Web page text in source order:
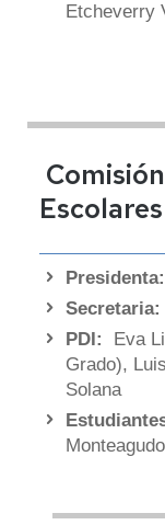
Etcheverry
Presidenta:
Secretaria:
PDI:
Eva
Grado),
Solana